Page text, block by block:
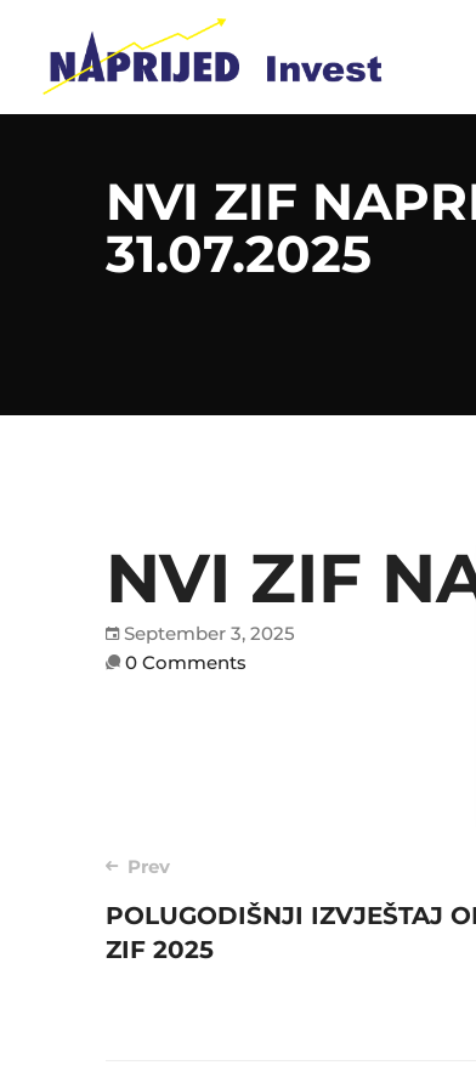
NVI ZIF
31.07.2025
NVI ZIF
September 3, 2025
0 Comments
Post
navigation
Prev
POLUGODIŠNJI IZVJEŠTAJ
ZIF 2025